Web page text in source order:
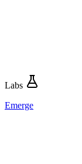
Labs
Emerge